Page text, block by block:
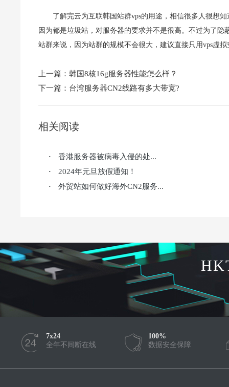
了解完云为互联韩国站群vps的用途，相信很多人很想
因为都是垃圾站，对服务器的要求并不是很高。不过为了
站群来说，因为站群的规模不会很大，建议直接只用vps虚
上一篇： 韩国8核16g服务器性能怎么样？
下一篇： 台湾服务器CN2线路有多大带宽?
相关阅读
· 香港服务器被病毒入侵的处...
· 2024年元旦放假通知！
· 外贸站如何做好海外CN2服务...
7x24
全年不间断在线
100%
数据安全保障